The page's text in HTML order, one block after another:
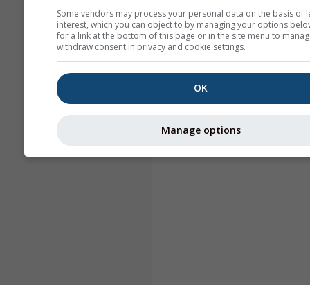
Some vendors may process your personal data on the basis of
interest, which you can object to by managing your options
for a link at the bottom of this page or in the site menu to
withdraw consent in privacy and cookie settings.
OK
Manage options